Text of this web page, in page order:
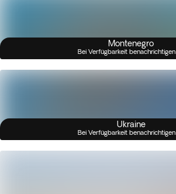
Montenegro
Bei Verfügbarkeit benachrichtigen
Ukraine
Bei Verfügbarkeit benachrichtigen